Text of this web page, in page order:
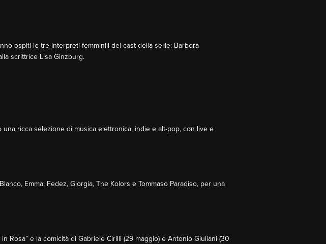
ospiti le tre interpreti femminili del cast della serie: Barbora
scrittrice Lisa Ginzburg.
ricca selezione di musica elettronica, indie e alt-pop, con live e
Emma, Fedez, Giorgia, The Kolors e Tommaso Paradiso, per una
Rosa” e la comicità di Gabriele Cirilli (29 maggio) e Antonio Giuliani (30